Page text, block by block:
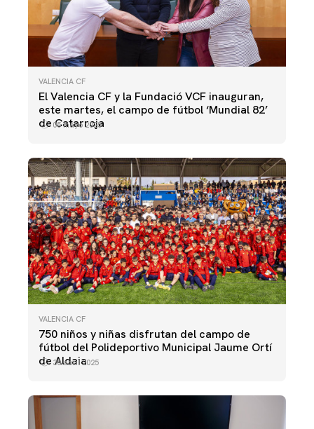
VALENCIA CF
El Valencia CF y la Fundació VCF inauguran,
este martes, el campo de fútbol ‘Mundial 82’
de Catarroja
05 mayo 2025
VALENCIA CF
750 niños y niñas disfrutan del campo de
fútbol del Polideportivo Municipal Jaume Ortí
de Aldaia
30 abril 2025